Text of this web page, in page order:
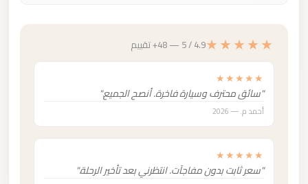
★★★★★4.9 / 5 — 48+ تقييم
★★★★★
"سائق محترف وسيارة فاخرة. أنصح الجميع."
أحمد م. — 2026
★★★★★
"سعر ثابت بدون مفاجآت. انتظرني بعد تأخير الرحلة."